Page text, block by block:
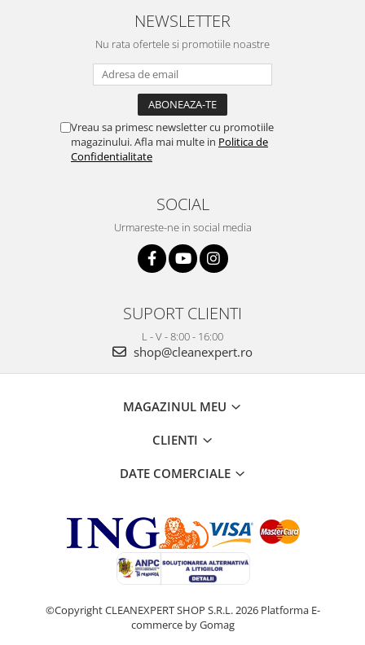
NEWSLETTER
Nu rata ofertele si promotiile noastre
Vreau sa primesc newsletter cu promotiile
magazinului. Afla mai multe in Politica de
Confidentialitate
SOCIAL
Urmareste-ne in social media
SUPORT CLIENTI
L - V - 8:00 - 16:00
shop@cleanexpert.ro
MAGAZINUL MEU
CLIENTI
DATE COMERCIALE
©Copyright CLEANEXPERT SHOP S.R.L. 2026 Platforma E-
commerce by Gomag